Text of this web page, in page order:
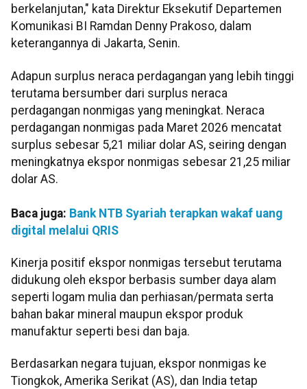
berkelanjutan," kata Direktur Eksekutif Departemen
Komunikasi BI Ramdan Denny Prakoso, dalam
keterangannya di Jakarta, Senin.
Adapun surplus neraca perdagangan yang lebih tinggi
terutama bersumber dari surplus neraca
perdagangan nonmigas yang meningkat. Neraca
perdagangan nonmigas pada Maret 2026 mencatat
surplus sebesar 5,21 miliar dolar AS, seiring dengan
meningkatnya ekspor nonmigas sebesar 21,25 miliar
dolar AS.
Baca juga: Bank NTB Syariah terapkan wakaf uang
digital melalui QRIS
Kinerja positif ekspor nonmigas tersebut terutama
didukung oleh ekspor berbasis sumber daya alam
seperti logam mulia dan perhiasan/permata serta
bahan bakar mineral maupun ekspor produk
manufaktur seperti besi dan baja.
Berdasarkan negara tujuan, ekspor nonmigas ke
Tiongkok, Amerika Serikat (AS), dan India tetap